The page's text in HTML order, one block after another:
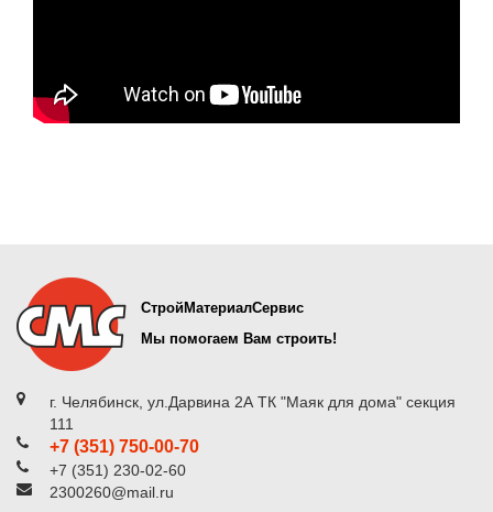
СтройМатериалСервис
Мы помогаем Вам строить!
г. Челябинск, ул.Дарвина 2А ТК "Маяк для дома" секция
111
+7 (351) 750-00-70
+7 (351) 230-02-60
2300260@mail.ru